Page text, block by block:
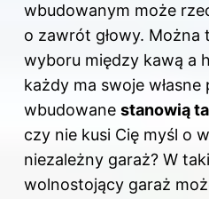
wbudowanym może
o zawrót głowy.
wyboru między kawą a
każdy ma swoje
wbudowane stanowią
czy nie kusi Cię myśl o
niezależny garaż? W
wolnostojący garaż